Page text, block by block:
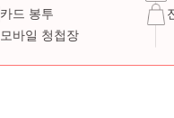
카드 봉투
모바일 청첩장